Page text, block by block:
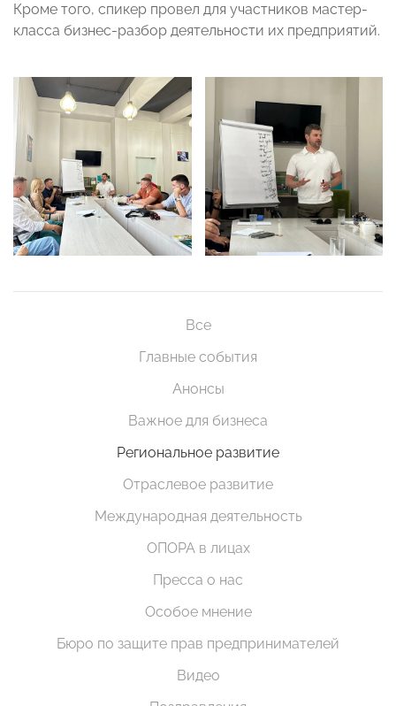
Кроме того, спикер провел для участников мастер-
класса бизнес-разбор деятельности их предприятий.
Все
Главные события
Анонсы
Важное для бизнеса
Региональное развитие
Отраслевое развитие
Международная деятельность
ОПОРА в лицах
Пресса о нас
Особое мнение
Бюро по защите прав предпринимателей
Видео